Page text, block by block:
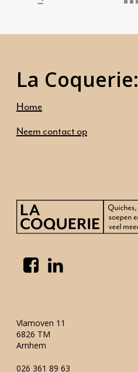
La Coquerie:
Home
Neem contact op
Vlamoven 11
6826 TM
Arnhem
026 361 89 63